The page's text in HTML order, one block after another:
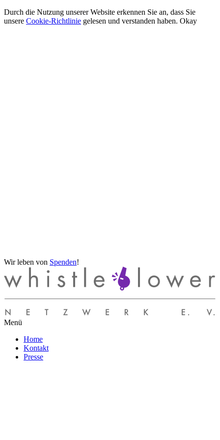
Durch die Nutzung unserer Website erkennen Sie an, dass Sie
unsere Cookie-Richtlinie gelesen und verstanden haben. Okay
Wir leben von Spenden!
Menü
Home
Kontakt
Presse